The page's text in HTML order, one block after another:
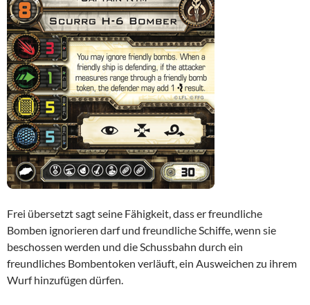
Frei übersetzt sagt seine Fähigkeit, dass er freundliche
Bomben ignorieren darf und freundliche Schiffe, wenn sie
beschossen werden und die Schussbahn durch ein
freundliches Bombentoken verläuft, ein Ausweichen zu ihrem
Wurf hinzufügen dürfen.